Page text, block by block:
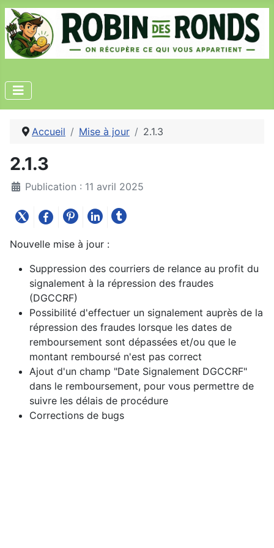
Accueil Mise à jour 2.1.3
2.1.3
Publication : 11 avril 2025
Nouvelle mise à jour :
Suppression des courriers de relance au profit du
signalement à la répression des fraudes
(DGCCRF)
Possibilité d'effectuer un signalement auprès de la
répression des fraudes lorsque les dates de
remboursement sont dépassées et/ou que le
montant remboursé n'est pas correct
Ajout d'un champ "Date Signalement DGCCRF"
dans le remboursement, pour vous permettre de
suivre les délais de procédure
Corrections de bugs